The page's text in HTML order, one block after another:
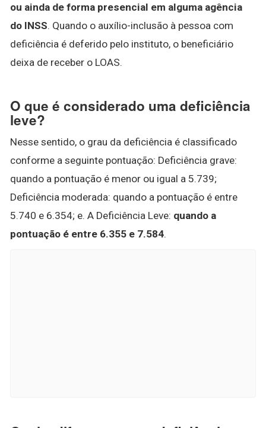
ou ainda de forma presencial em alguma agência
do INSS. Quando o auxílio-inclusão à pessoa com
deficiência é deferido pelo instituto, o beneficiário
deixa de receber o LOAS.
O que é considerado uma deficiência
leve?
Nesse sentido, o grau da deficiência é classificado
conforme a seguinte pontuação: Deficiência grave:
quando a pontuação é menor ou igual a 5.739;
Deficiência moderada: quando a pontuação é entre
5.740 e 6.354; e. A Deficiência Leve: quando a
pontuação é entre 6.355 e 7.584.